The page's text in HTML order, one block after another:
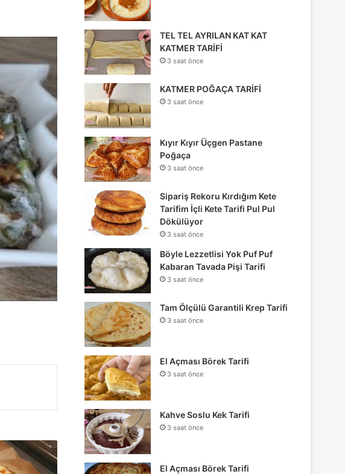
TEL TEL AYRILAN KAT KAT
KATMER TARİFİ
3 saat önce
KATMER POĞAÇA TARİFİ
3 saat önce
Kıyır Kıyır Üçgen Pastane
Poğaça
3 saat önce
Sipariş Rekoru Kırdığım Kete
Tarifim İçli Kete Tarifi Pul Pul
Dökülüyor
3 saat önce
Böyle Lezzetlisi Yok Puf Puf
Kabaran Tavada Pişi Tarifi
3 saat önce
Tam Ölçülü Garantili Krep Tarifi
3 saat önce
El Açması Börek Tarifi
3 saat önce
Kahve Soslu Kek Tarifi
3 saat önce
El Açması Börek Tarifi